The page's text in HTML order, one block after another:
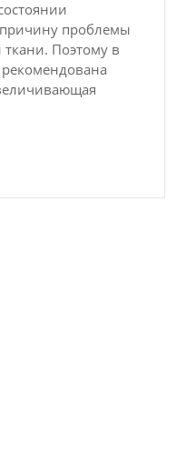
причину проблемы
ткани. Поэтому в